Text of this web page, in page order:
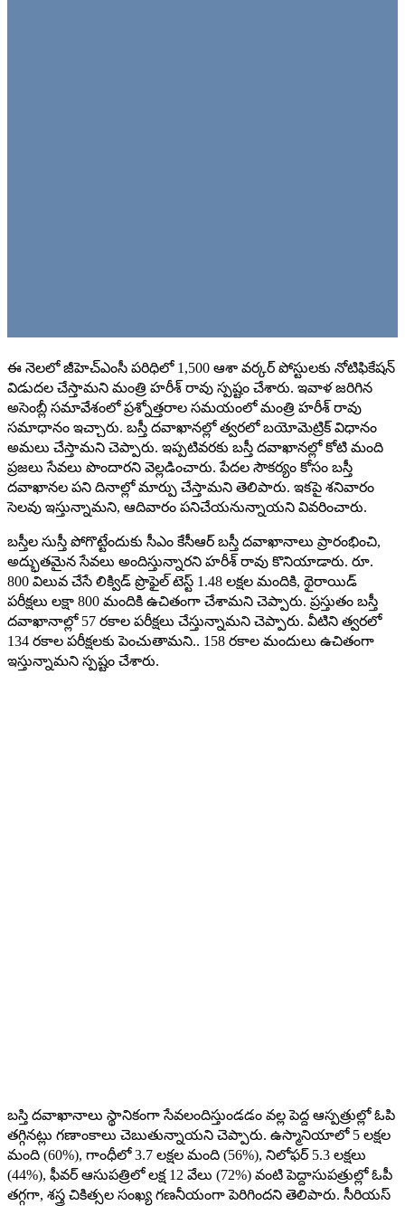
ఈ నెలలో జీహెచ్‌ఎంసీ పరిధిలో 1,500 ఆశా వర్కర్ పోస్టులకు నోటిఫికేషన్‌
విడుదల చేస్తామని మంత్రి హరీశ్‌ రావు స్పష్టం చేశారు. ఇవాళ జరిగిన
అసెంబ్లీ సమావేశంలో ప్రశ్నోత్తరాల సమయంలో మంత్రి హరీశ్ రావు
సమాధానం ఇచ్చారు. బస్తీ దవాఖానల్లో త్వరలో బయోమెట్రిక్‌ విధానం
అమలు చేస్తామని చెప్పారు. ఇప్పటివరకు బస్తీ దవాఖానల్లో కోటి మంది
ప్రజలు సేవలు పొందారని వెల్లడించారు. పేదల సౌకర్యం కోసం బస్తీ
దవాఖానల పని దినాల్లో మార్పు చేస్తామని తెలిపారు. ఇకపై శనివారం
సెలవు ఇస్తున్నామని, ఆదివారం పనిచేయనున్నాయని వివరించారు.
బస్తీల సుస్తీ పోగొట్టేందుకు సీఎం కేసీఆర్ బస్తీ దవాఖానాలు ప్రారంభించి,
అద్భుతమైన సేవలు అందిస్తున్నారని హరీశ్ రావు కొనియాడారు. రూ.
800 విలువ చేసే లిక్విడ్ ప్రొఫైల్ టెస్ట్ 1.48 లక్షల మందికి, థైరాయిడ్
పరీక్షలు లక్షా 800 మందికి ఉచితంగా చేశామని చెప్పారు. ప్రస్తుతం బస్తీ
దవాఖానాల్లో 57 రకాల పరీక్షలు చేస్తున్నామని చెప్పారు. వీటిని త్వరలో
134 రకాల పరీక్షలకు పెంచుతామని.. 158 రకాల మందులు ఉచితంగా
ఇస్తున్నామని స్పష్టం చేశారు.
బస్తి దవాఖానాలు స్థానికంగా సేవలందిస్తుండడం వల్ల పెద్ద ఆస్పత్రుల్లో ఓపి
తగ్గినట్లు గణాంకాలు చెబుతున్నాయని చెప్పారు. ఉస్మానియాలో 5 లక్షల
మంది (60%), గాంధీలో 3.7 లక్షల మంది (56%), నిలోఫర్ 5.3 లక్షలు
(44%), ఫీవర్ ఆసుపత్రిలో లక్ష 12 వేలు (72%) వంటి పెద్దాసుప‌త్రుల్లో ఓపీ
త‌గ్గగా, శ‌స్త్ర చికిత్సల సంఖ్య గ‌ణ‌నీయంగా పెరిగిందని తెలిపారు. సీరియ‌స్